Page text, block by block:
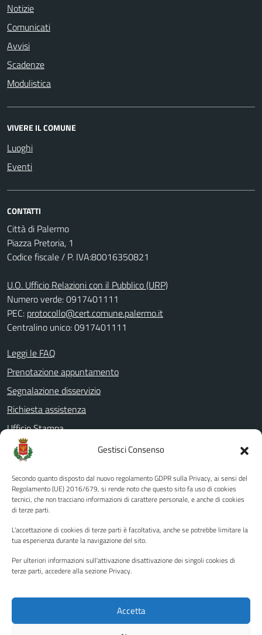
Gestisci Consenso
Secondo quanto disposto dal nuovo regolamento GDPR sulla Privacy, ai sensi del
Regolamento (UE) 2016/679, si rende noto che questo sito fa uso di cookies
tecnici, che non tracciano informazioni di carattere personale, e anche di cookies
di terze parti.
L'accettazione di cookies di terze parti è facoltativa, anche se potrebbe limitare la
tua esperienza durante la navigazione del sito.
Per ulteriori informazioni sull'attivazione disattivazione dei singoli cookies di
terze parti, accedere alla sezione Privacy.
Accetta
Notizie
Comunicati
Avvisi
Scadenze
Modulistica
VIVERE IL COMUNE
Luoghi
Eventi
CONTATTI
Città di Palermo
Piazza Pretoria, 1
Codice fiscale / P. IVA:80016350821
U.O. Ufficio Relazioni con il Pubblico (URP)
Numero verde: 0917401111
PEC: protocollo@cert.comune.palermo.it
Centralino unico: 0917401111
Leggi le FAQ
Prenotazione appuntamento
Segnalazione disservizio
Richiesta assistenza
Ufficio Stampa
Amministrazione Trasparente
Albo pretorio
Informativa privacy
Note legali
Piano di miglioramento del sito
Instagram